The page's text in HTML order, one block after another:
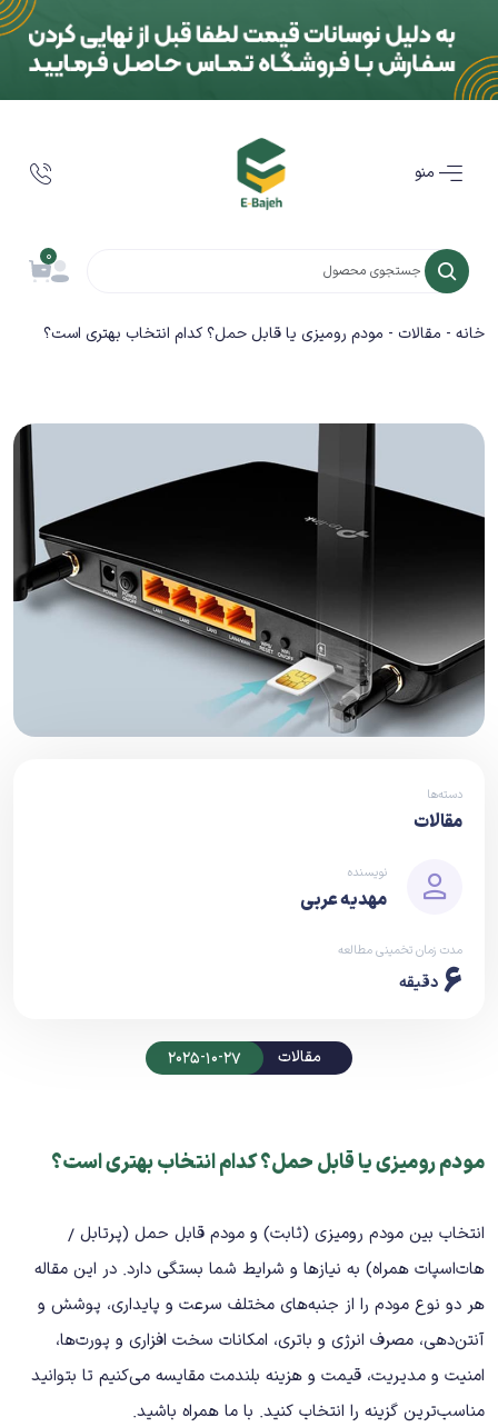
0
خانه - مقالات - مودم رومیزی یا قابل حمل؟ کدام انتخاب بهتری است؟
مقالات
دسته‌ها
مقالات
نویسنده
مهدیه عربی
مدت زمان تخمینی مطالعه
6 دقیقه
2025-10-27
مودم رومیزی یا قابل حمل؟ کدام انتخاب بهتری است؟
انتخاب بین مودم رومیزی (ثابت) و مودم قابل حمل (پرتابل /
هات‌اسپات همراه) به نیازها و شرایط شما بستگی دارد. در این مقاله
هر دو نوع مودم را از جنبه‌های مختلف سرعت و پایداری، پوشش و
آنتن‌دهی، مصرف انرژی و باتری، امکانات سخت‌ افزاری و پورت‌ها،
امنیت و مدیریت، قیمت و هزینه بلندمت مقایسه می‌کنیم تا بتوانید
مناسب‌ترین گزینه را انتخاب کنید. با ما همراه باشید.